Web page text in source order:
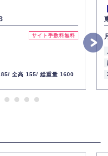
を防止し、その利用目的に応じて
あった場合を除き、お客様の個人
たしません。
請求があった場合、すみやかに開
本人から訂正・追加・削除の請求
ついての重要性を理解し、より適
いります。
サイト手数料無料
全高 155/ 総重量 1600